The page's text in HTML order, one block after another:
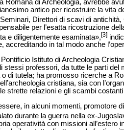
Romana di Archeologia, avrebbe
antico per ricostruire la vita
Direttori di scavi di
per l’esatta ricostruzione
e diligentemente esaminata»,[3]
accreditando in tal modo anche
Pontificio Istituto di Archeologia
stessi professori, da tutte le parti
di tutela; ha promosso ricerche a
cristiana, sia con
strette relazioni e gli scambi
in alcuni momenti,
durante la guerra nella ex-
operatività con missioni all’estero